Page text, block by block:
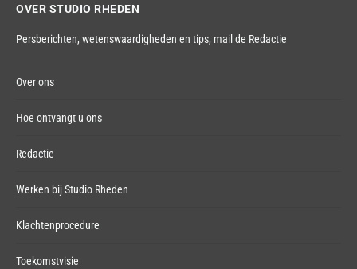
OVER STUDIO RHEDEN
Persberichten, wetenswaardigheden en tips, mail de Redactie
Over ons
Hoe ontvangt u ons
Redactie
Werken bij Studio Rheden
Klachtenprocedure
Toekomstvisie